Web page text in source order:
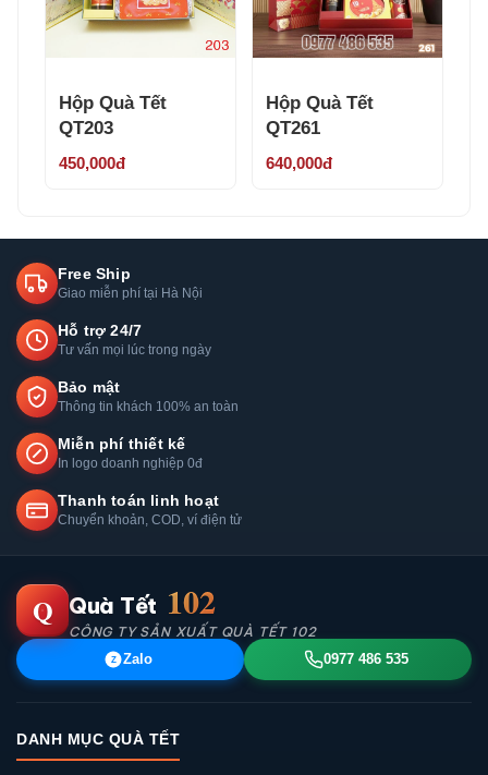
Hộp Quà Tết
QT203
450,000đ
Hộp Quà Tết
QT261
640,000đ
Free Ship
Giao miễn phí tại Hà Nội
Hỗ trợ 24/7
Tư vấn mọi lúc trong ngày
Bảo mật
Thông tin khách 100% an toàn
Miễn phí thiết kế
In logo doanh nghiệp 0đ
Thanh toán linh hoạt
Chuyển khoản, COD, ví điện tử
Q Quà Tết 102
CÔNG TY SẢN XUẤT QUÀ TẾT 102
Z Zalo 0977 486 535
DANH MỤC QUÀ TẾT